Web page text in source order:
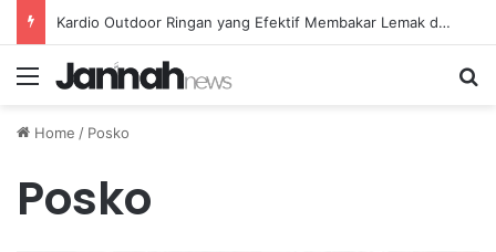
Kardio Outdoor Ringan yang Efektif Membakar Lemak dan Menyegarkan Tubuh Anda
Menu
Home / Posko
Posko